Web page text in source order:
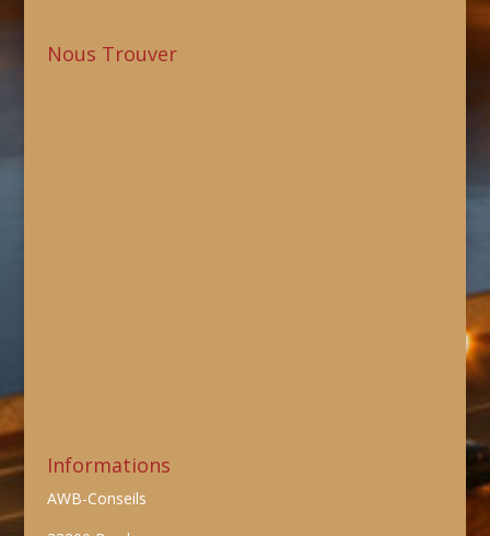
Nous Trouver
Informations
AWB-Conseils